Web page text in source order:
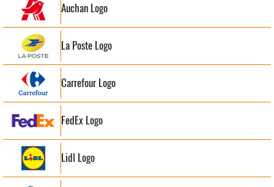
Auchan Logo
La Poste Logo
Carrefour Logo
FedEx Logo
Lidl Logo